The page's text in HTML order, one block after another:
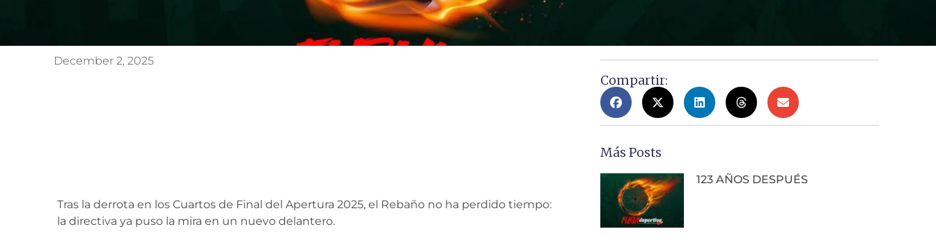
December 2, 2025
Tras la derrota en los Cuartos de Final del Apertura 2025, el Rebaño no ha perdido tiempo:
la directiva ya puso la mira en un nuevo delantero.
Compartir:
Más Posts
123 AÑOS DESPUÉS